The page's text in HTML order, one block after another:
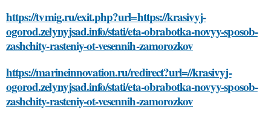
https://tvmig.ru/exit.php?url=https://krasivyj-
ogorod.zelynyjsad.info/stati/eta-obrabotka-novyy-sposob-
zashchity-rasteniy-ot-vesennih-zamorozkov
https://marineinnovation.ru/redirect?url=//krasivyj-
ogorod.zelynyjsad.info/stati/eta-obrabotka-novyy-sposob-
zashchity-rasteniy-ot-vesennih-zamorozkov